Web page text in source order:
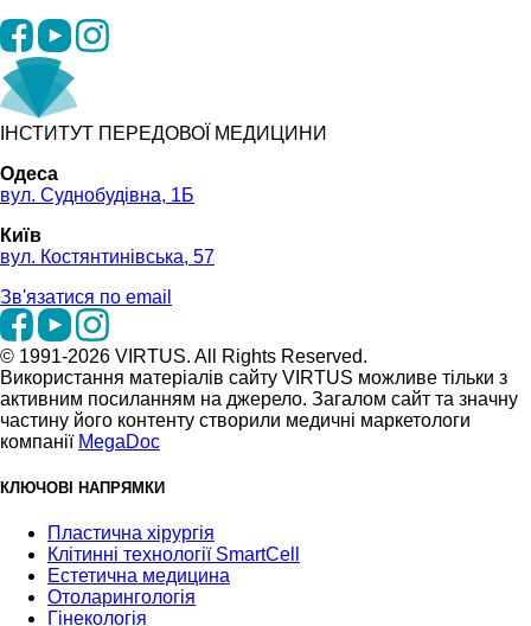
ІНСТИТУТ ПЕРЕДОВОЇ МЕДИЦИНИ
Одеса
вул. Суднобудівна, 1Б
Київ
вул. Костянтинівська, 57
Зв'язатися по email
© 1991-2026 VIRTUS. All Rights Reserved.
Використання матеріалів сайту VIRTUS можливе тільки з
активним посиланням на джерело. Загалом сайт та значну
частину його контенту створили медичні маркетологи
компанії MegaDoc
КЛЮЧОВІ НАПРЯМКИ
Пластична хірургія
Клітинні технології SmartCell
Естетична медицина
Отоларингологія
Гінекологія